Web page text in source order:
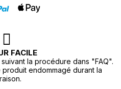
FACILE
la procédure dans "FAQ".
endommagé durant la